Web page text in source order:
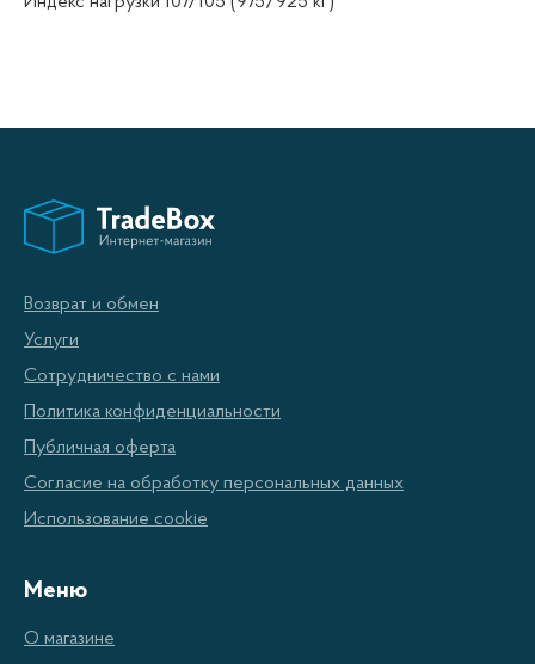
Возврат и обмен
Услуги
Сотрудничество с нами
Политика конфиденциальности
Публичная оферта
Согласие на обработку персональных данных
Использование cookie
Меню
О магазине